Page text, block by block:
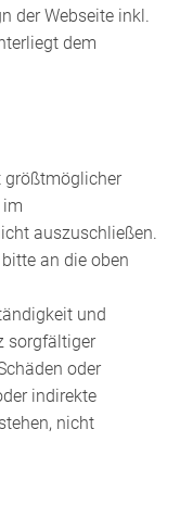
der Webseite inkl.
dem
größtmöglicher
im
auszuschließen.
an die oben
und
sorgfältiger
oder
indirekte
nicht